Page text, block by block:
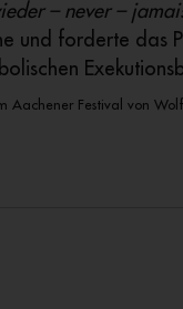
– never –
und forderte das
Aachener Festival von